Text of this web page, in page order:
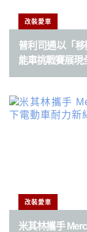
改裝愛車
普利司通以「
能車挑戰賽展現
改裝愛車
米其林攜手